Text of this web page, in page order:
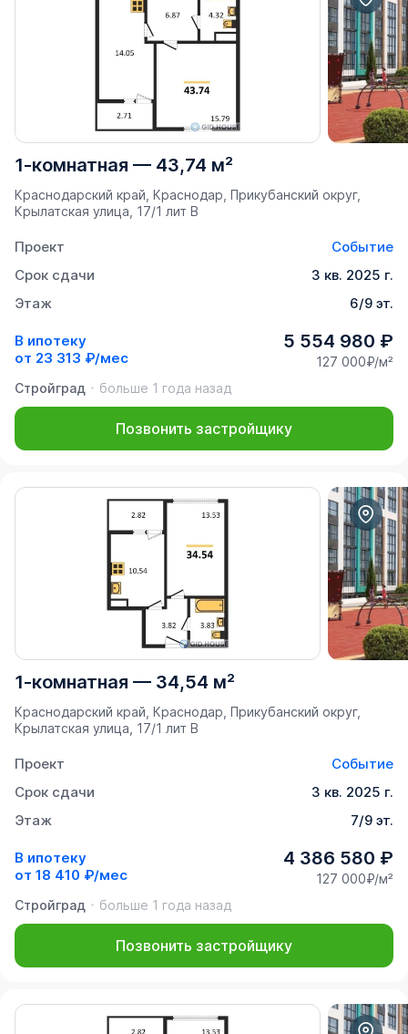
1-комнатная — 43,74 м²
Краснодарский край, Краснодар, Прикубанский округ,
Крылатская улица, 17/1 лит В
Проект
Событие
Срок сдачи
3 кв. 2025 г.
Этаж
6/9 эт.
В ипотеку
от 23 313 ₽/мес
5 554 980 ₽
127 000₽/м²
Стройград
больше 1 года назад
Позвонить застройщику
1-комнатная — 34,54 м²
Краснодарский край, Краснодар, Прикубанский округ,
Крылатская улица, 17/1 лит В
Проект
Событие
Срок сдачи
3 кв. 2025 г.
Этаж
7/9 эт.
В ипотеку
от 18 410 ₽/мес
4 386 580 ₽
127 000₽/м²
Стройград
больше 1 года назад
Позвонить застройщику